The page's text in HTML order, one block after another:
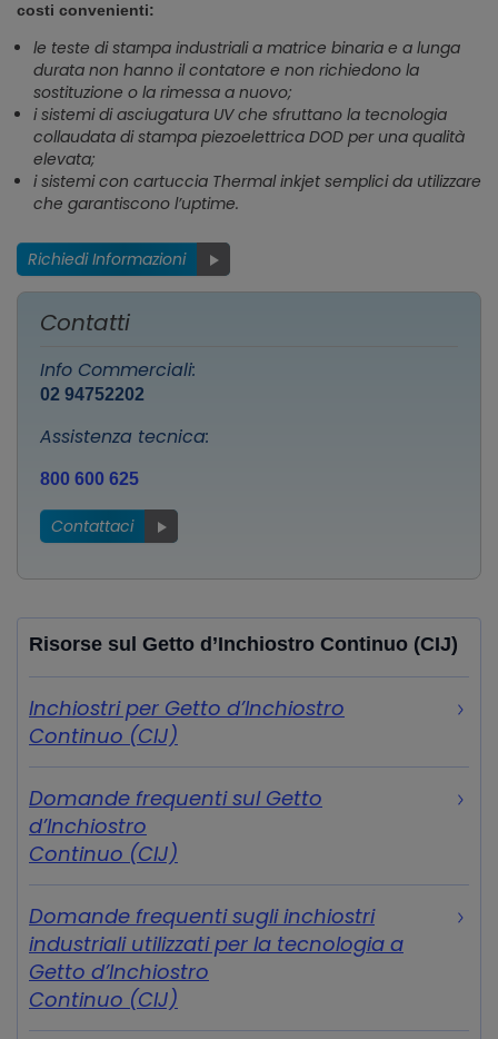
costi convenienti:
le teste di stampa industriali a matrice binaria e a lunga
durata non hanno il contatore e non richiedono la
sostituzione o la rimessa a nuovo;
i sistemi di asciugatura UV che sfruttano la tecnologia
collaudata di stampa piezoelettrica DOD per una qualità
elevata;
i sistemi con cartuccia Thermal inkjet semplici da utilizzare
che garantiscono l’uptime.
Richiedi Informazioni
Contatti
Info Commerciali:
02 94752202
Assistenza tecnica:
800 600 625
Contattaci
Risorse sul Getto d’Inchiostro Continuo (CIJ)
Inchiostri per Getto d’Inchiostro
Continuo (CIJ)
Domande frequenti sul Getto
d’Inchiostro
Continuo (CIJ)
Domande frequenti sugli inchiostri
industriali utilizzati per la tecnologia a
Getto d’Inchiostro
Continuo (CIJ)